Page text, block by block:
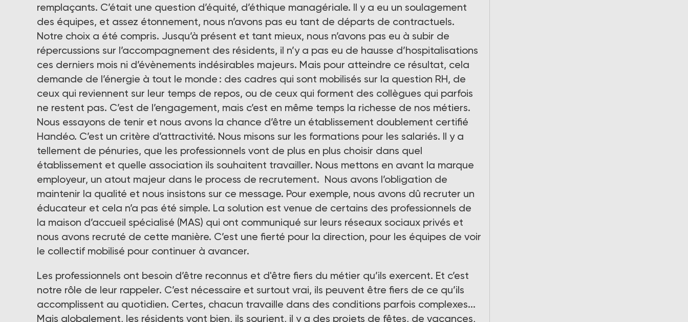
remplaçants. C’était une question d’équité, d’éthique managériale. Il y a eu un soulagement
des équipes, et assez étonnement, nous n’avons pas eu tant de départs de contractuels.
Notre choix a été compris. Jusqu’à présent et tant mieux, nous n’avons pas eu à subir de
répercussions sur l’accompagnement des résidents, il n’y a pas eu de hausse d’hospitalisations
ces derniers mois ni d’évènements indésirables majeurs. Mais pour atteindre ce résultat, cela
demande de l’énergie à tout le monde : des cadres qui sont mobilisés sur la question RH, de
ceux qui reviennent sur leur temps de repos, ou de ceux qui forment des collègues qui parfois
ne restent pas. C’est de l’engagement, mais c’est en même temps la richesse de nos métiers.
Nous essayons de tenir et nous avons la chance d’être un établissement doublement certifié
Handéo. C’est un critère d’attractivité. Nous misons sur les formations pour les salariés. Il y a
tellement de pénuries, que les professionnels vont de plus en plus choisir dans quel
établissement et quelle association ils souhaitent travailler. Nous mettons en avant la marque
employeur, un atout majeur dans le process de recrutement. Nous avons l’obligation de
maintenir la qualité et nous insistons sur ce message. Pour exemple, nous avons dû recruter un
éducateur et cela n’a pas été simple. La solution est venue de certains des professionnels de
la maison d’accueil spécialisé (MAS) qui ont communiqué sur leurs réseaux sociaux privés et
nous avons recruté de cette manière. C’est une fierté pour la direction, pour les équipes de voir
le collectif mobilisé pour continuer à avancer.
Les professionnels ont besoin d’être reconnus et d'être fiers du métier qu’ils exercent. Et c’est
notre rôle de leur rappeler. C’est nécessaire et surtout vrai, ils peuvent être fiers de ce qu’ils
accomplissent au quotidien. Certes, chacun travaille dans des conditions parfois complexes...
Mais globalement, les résidents vont bien, ils sourient, il y a des projets de fêtes, de vacances,